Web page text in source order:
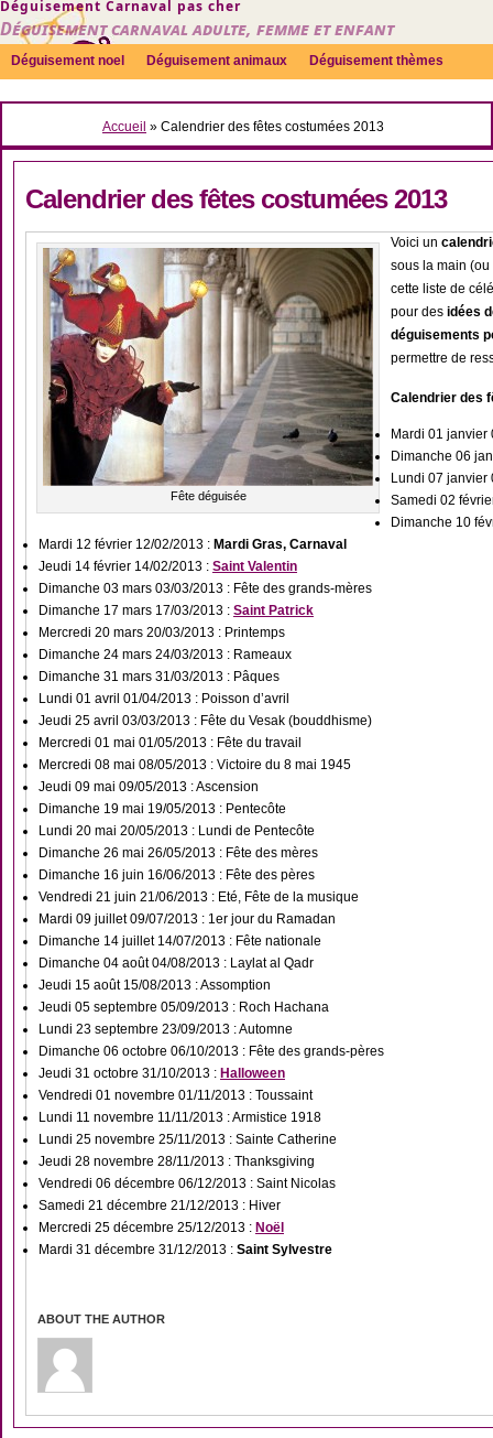
Déguisement Carnaval pas cher
Déguisement carnaval adulte, femme et enfant
Déguisement noel Déguisement animaux Déguisement thèmes
Sexy Déguisement couple Déguisements par genre Idées
Accueil » Calendrier des fêtes costumées 2013
Calendrier des fêtes costumées 2013
Fête déguisée
Voici un
sous la main (ou
cette liste de
pour des idées
déguisements
permettre de
Calendrier des
Mardi 01
Dimanche 06
Lundi 07 janvier
Samedi 02
Dimanche 10
Mardi 12 février 12/02/2013 : Mardi Gras, Carnaval
Jeudi 14 février 14/02/2013 : Saint Valentin
Dimanche 03 mars 03/03/2013 : Fête des grands-mères
Dimanche 17 mars 17/03/2013 : Saint Patrick
Mercredi 20 mars 20/03/2013 : Printemps
Dimanche 24 mars 24/03/2013 : Rameaux
Dimanche 31 mars 31/03/2013 : Pâques
Lundi 01 avril 01/04/2013 : Poisson d’avril
Jeudi 25 avril 03/03/2013 : Fête du Vesak (bouddhisme)
Mercredi 01 mai 01/05/2013 : Fête du travail
Mercredi 08 mai 08/05/2013 : Victoire du 8 mai 1945
Jeudi 09 mai 09/05/2013 : Ascension
Dimanche 19 mai 19/05/2013 : Pentecôte
Lundi 20 mai 20/05/2013 : Lundi de Pentecôte
Dimanche 26 mai 26/05/2013 : Fête des mères
Dimanche 16 juin 16/06/2013 : Fête des pères
Vendredi 21 juin 21/06/2013 : Eté, Fête de la musique
Mardi 09 juillet 09/07/2013 : 1er jour du Ramadan
Dimanche 14 juillet 14/07/2013 : Fête nationale
Dimanche 04 août 04/08/2013 : Laylat al Qadr
Jeudi 15 août 15/08/2013 : Assomption
Jeudi 05 septembre 05/09/2013 : Roch Hachana
Lundi 23 septembre 23/09/2013 : Automne
Dimanche 06 octobre 06/10/2013 : Fête des grands-pères
Jeudi 31 octobre 31/10/2013 : Halloween
Vendredi 01 novembre 01/11/2013 : Toussaint
Lundi 11 novembre 11/11/2013 : Armistice 1918
Lundi 25 novembre 25/11/2013 : Sainte Catherine
Jeudi 28 novembre 28/11/2013 : Thanksgiving
Vendredi 06 décembre 06/12/2013 : Saint Nicolas
Samedi 21 décembre 21/12/2013 : Hiver
Mercredi 25 décembre 25/12/2013 : Noël
Mardi 31 décembre 31/12/2013 : Saint Sylvestre
ABOUT THE AUTHOR